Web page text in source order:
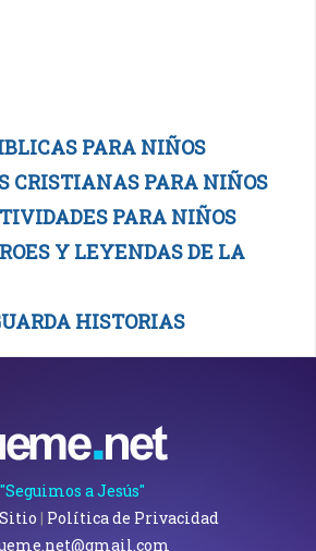
PARA NIÑOS
CRISTIANAS PARA NIÑOS
PARA NIÑOS
Y LEYENDAS DE LA
HISTORIAS
"Seguimos a Jesús"
| Política de Privacidad